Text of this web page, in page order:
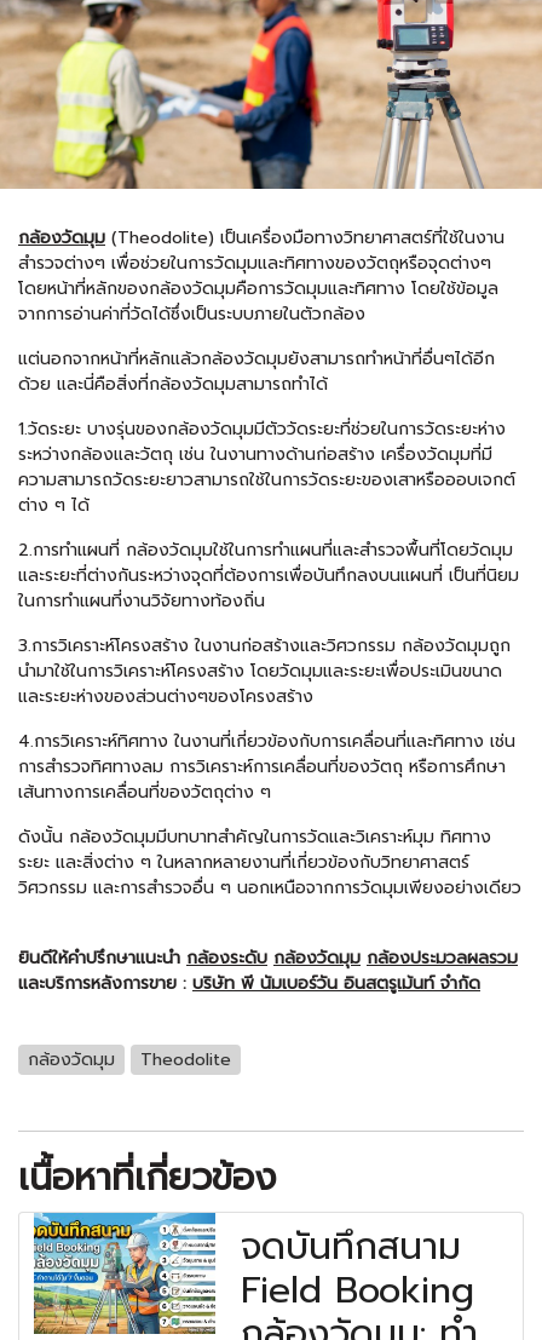
กล้องวัดมุม (Theodolite) เป็นเครื่องมือทางวิทยาศาสตร์ที่ใช้ในงาน
สำรวจต่างๆ เพื่อช่วยในการวัดมุมและทิศทางของวัตถุหรือจุดต่างๆ
โดยหน้าที่หลักของกล้องวัดมุมคือการวัดมุมและทิศทาง โดยใช้ข้อมูล
จากการอ่านค่าที่วัดได้ซึ่งเป็นระบบภายในตัวกล้อง
แต่นอกจากหน้าที่หลักแล้วกล้องวัดมุมยังสามารถทำหน้าที่อื่นๆได้อีก
ด้วย และนี่คือสิ่งที่กล้องวัดมุมสามารถทำได้
1.วัดระยะ บางรุ่นของกล้องวัดมุมมีตัววัดระยะที่ช่วยในการวัดระยะห่าง
ระหว่างกล้องและวัตถุ เช่น ในงานทางด้านก่อสร้าง เครื่องวัดมุมที่มี
ความสามารถวัดระยะยาวสามารถใช้ในการวัดระยะของเสาหรือออบเจกต์
ต่าง ๆ ได้
2.การทำแผนที่ กล้องวัดมุมใช้ในการทำแผนที่และสำรวจพื้นที่โดยวัดมุม
และระยะที่ต่างกันระหว่างจุดที่ต้องการเพื่อบันทึกลงบนแผนที่ เป็นที่นิยม
ในการทำแผนที่งานวิจัยทางท้องถิ่น
3.การวิเคราะห์โครงสร้าง ในงานก่อสร้างและวิศวกรรม กล้องวัดมุมถูก
นำมาใช้ในการวิเคราะห์โครงสร้าง โดยวัดมุมและระยะเพื่อประเมินขนาด
และระยะห่างของส่วนต่างๆของโครงสร้าง
4.การวิเคราะห์ทิศทาง ในงานที่เกี่ยวข้องกับการเคลื่อนที่และทิศทาง เช่น
การสำรวจทิศทางลม การวิเคราะห์การเคลื่อนที่ของวัตถุ หรือการศึกษา
เส้นทางการเคลื่อนที่ของวัตถุต่าง ๆ
ดังนั้น กล้องวัดมุมมีบทบาทสำคัญในการวัดและวิเคราะห์มุม ทิศทาง
ระยะ และสิ่งต่าง ๆ ในหลากหลายงานที่เกี่ยวข้องกับวิทยาศาสตร์
วิศวกรรม และการสำรวจอื่น ๆ นอกเหนือจากการวัดมุมเพียงอย่างเดียว
ยินดีให้คำปรึกษาแนะนำ กล้องระดับ กล้องวัดมุม กล้องประมวลผลรวม
และบริการหลังการขาย : บริษัท พี นัมเบอร์วัน อินสตรูเม้นท์ จำกัด
กล้องวัดมุม Theodolite
เนื้อหาที่เกี่ยวข้อง
จดบันทึกสนาม
Field Booking